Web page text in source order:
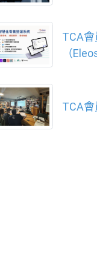
TCA
（
TCA